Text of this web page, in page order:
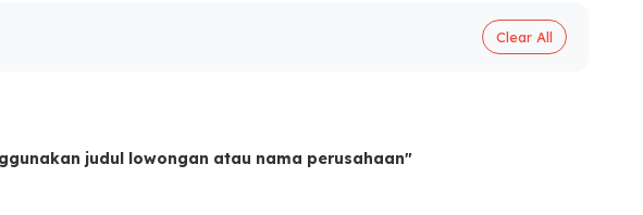
Clear All
judul lowongan atau nama perusahaan"